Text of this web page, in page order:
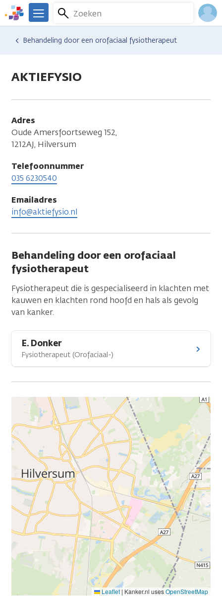
Overslaan
en
naar
We
er
Kanker.nl
Zoeken
Menu
Hulp en ondersteuning
Vind hulp bij kanker
Voeding en spijsvertering
Voeding
Behandeling door een orofaciaal fysiotherapeut
AKTIEFYSIO
Adres
Oude Amersfoortseweg 152,
1212AJ, Hilversum
Telefoonnummer
035 6230540
Emailadres
info@aktiefysio.nl
Behandeling door een orofaciaal
fysiotherapeut
Fysiotherapeut die is gespecialiseerd in klachten met
kauwen en klachten rond hoofd en hals als gevolg
van kanker.
E. Donker
Fysiotherapeut (Orofaciaal-)
Leaflet | Kanker.nl usesOpenStreetMap